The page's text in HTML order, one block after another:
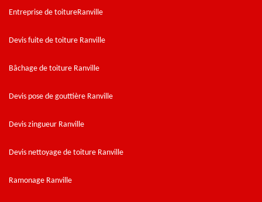
Entreprise de toitureRanville
Devis fuite de toiture Ranville
Bâchage de toiture Ranville
Devis pose de gouttière Ranville
Devis zingueur Ranville
Devis nettoyage de toiture Ranville
Ramonage Ranville